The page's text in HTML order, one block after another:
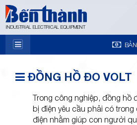
INDUSTRIAL ELECTRICAL EQUIPMENT
7A
ĐỒNG HỒ ĐO VOLT
Trong công nghiệp, đồng hồ
bị điện yêu cầu phải có trong
điện nhằm giúp con người